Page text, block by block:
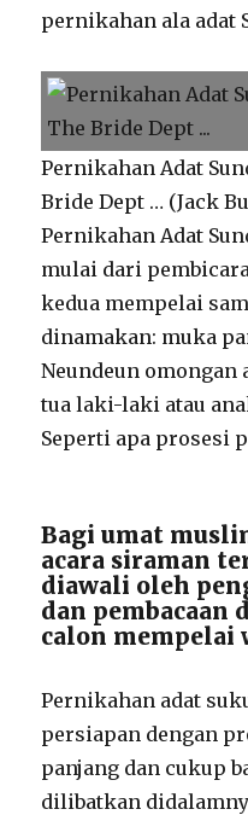
pernikahan ala adat
Pernikahan Adat
Bride Dept … (Jack
Pernikahan Adat
mulai dari
kedua mempelai
dinamakan: muka
Neundeun omongan
tua laki-laki atau
Seperti apa prosesi
Bagi umat
acara siraman
diawali oleh
dan pembacaan
calon mempelai
Pernikahan adat
persiapan dengan
panjang dan cukup
dilibatkan